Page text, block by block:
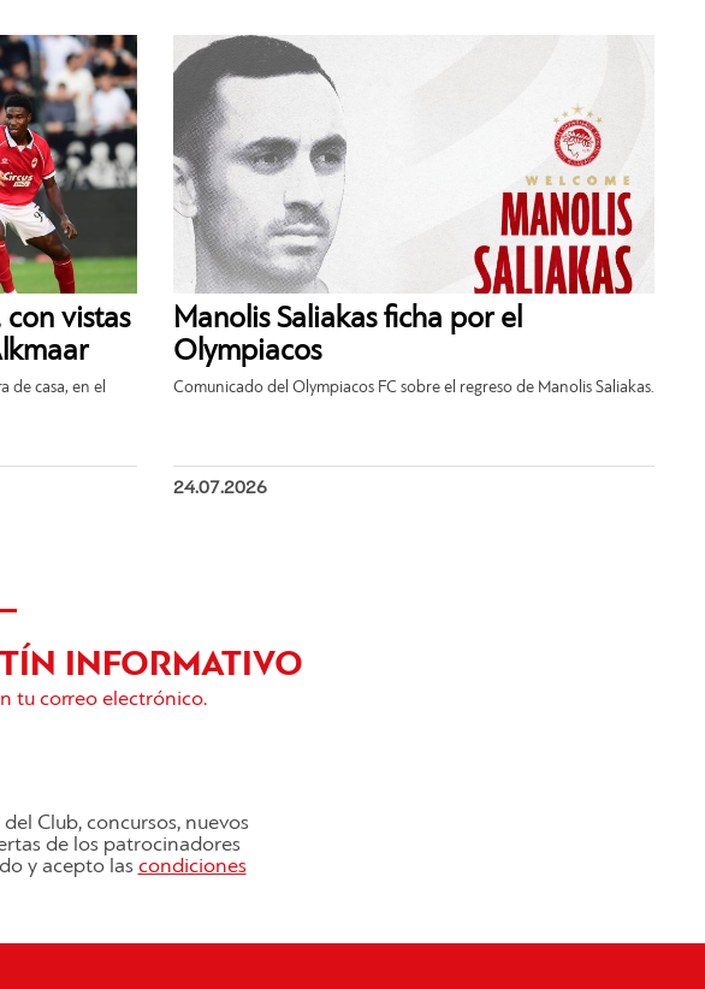
vistas
de casa, en el
Manolis Saliakas ficha por el
Olympiacos
Comunicado del Olympiacos FC sobre el regreso de Manolis Saliakas.
24.07.2026
INFORMATIVO
tu correo electrónico.
Club, concursos, nuevos
de los patrocinadores
y acepto las condiciones